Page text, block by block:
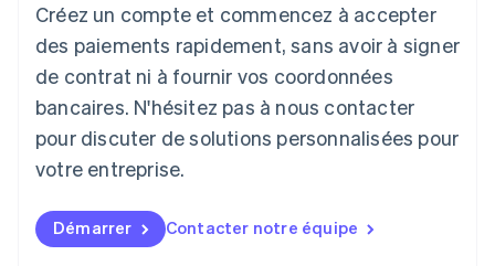
Créez un compte et commencez à accepter
des paiements rapidement, sans avoir à signer
de contrat ni à fournir vos coordonnées
bancaires. N'hésitez pas à nous contacter
pour discuter de solutions personnalisées pour
votre entreprise.
Démarrer Contacter notre équipe
Lettonie
English
Liechtenstein
DeutschEnglish
Lituanie
Luxembourg
FrançaisDeutschEnglish
English简体中文
Malte